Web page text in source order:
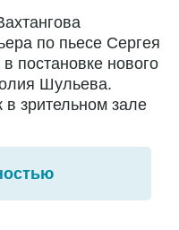
по пьесе Сергея
постановке нового
Шульева.
зрительном зале